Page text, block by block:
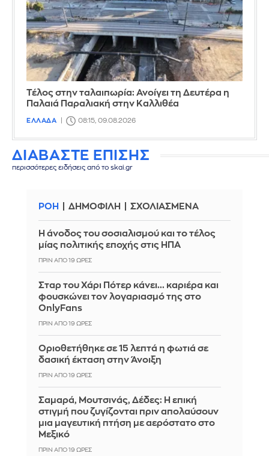
Τέλος στην ταλαιπωρία: Ανοίγει τη Δευτέρα η
Παλαιά Παραλιακή στην Καλλιθέα
ΕΛΛΑΔΑ 08:15, 09.08.2026
ΔΙΑΒΑΣΤΕ ΕΠΙΣΗΣ
περισσότερες ειδήσεις από το skai.gr
ΡΟΗ ΔΗΜΟΦΙΛΗ ΣΧΟΛΙΑΣΜΕΝΑ
Η άνοδος του σοσιαλισμού και το τέλος
μίας πολιτικής εποχής στις ΗΠΑ
ΠΡΙΝ ΑΠΌ 19 ΏΡΕΣ
Σταρ του Χάρι Πότερ κάνει... καριέρα και
φουσκώνει τον λογαριασμό της στο
OnlyFans
ΠΡΙΝ ΑΠΌ 19 ΏΡΕΣ
Οριοθετήθηκε σε 15 λεπτά η φωτιά σε
δασική έκταση στην Άνοιξη
ΠΡΙΝ ΑΠΌ 19 ΏΡΕΣ
Σαμαρά, Μουτσινάς, Δέδες: Η επική
στιγμή που ζυγίζονται πριν απολαύσουν
μια μαγευτική πτήση με αερόστατο στο
Μεξικό
ΠΡΙΝ ΑΠΌ 19 ΏΡΕΣ